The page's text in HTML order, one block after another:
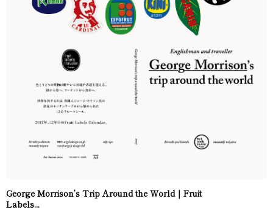
George Morrison’s Trip Around the World｜Fruit
Labels...